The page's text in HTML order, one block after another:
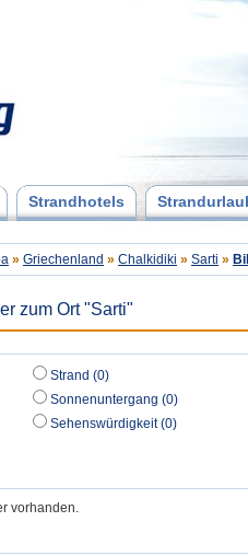
Strandhotels
» Griechenland » Chalkidiki » Sarti »
zum Ort "Sarti"
Strand (0)
Sonnenuntergang (0)
Sehenswürdigkeit (0)
vorhanden.